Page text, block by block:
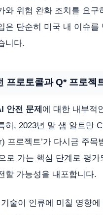
와 위험 완화 조치를 요구
은 단순히 미국 내 이슈를
니다.
프로토콜과 Q* 프로젝
안전 문제 에 대한 내부적
히, 2023년 말 샘 알트만
프로젝트’가 다시금 주목
로 가는 핵심 단계로 평
할 가능성을 내포합니다.
술이 인류에 미칠 영향